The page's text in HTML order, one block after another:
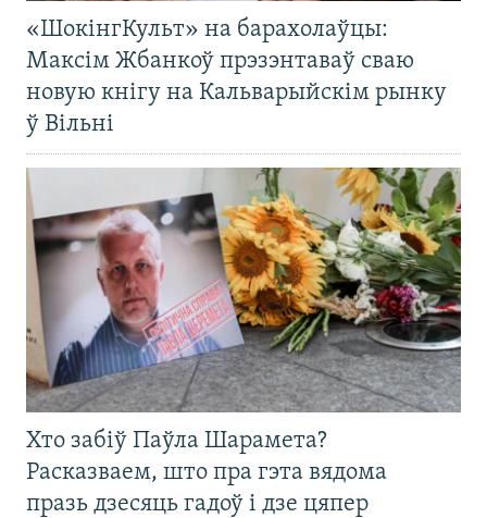
«ШокінгКульт» на барахолаўцы:
Максім Жбанкоў прэзэнтаваў сваю
новую кнігу на Кальварыйскім рынку
ў Вільні
Хто забіў Паўла Шарамета?
Расказваем, што пра гэта вядома
празь дзесяць гадоў і дзе цяпер